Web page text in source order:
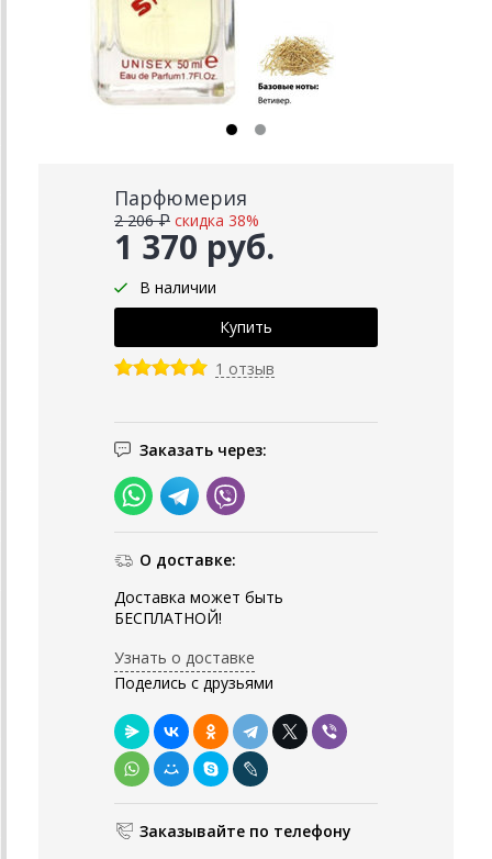
Парфюмерия
1 370 руб.
2 206 ₽ скидка 38%
В наличии
1 отзыв
Заказать через:
О доставке:
Доставка может быть
БЕСПЛАТНОЙ!
Узнать о доставке
Поделись с друзьями
Заказывайте по телефону